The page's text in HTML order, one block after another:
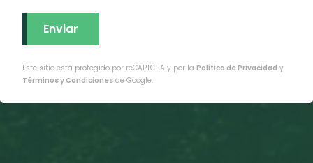
Este sitio está protegido por reCAPTCHA y por la Política de Privacidad y
Términos y Condiciones de Google.